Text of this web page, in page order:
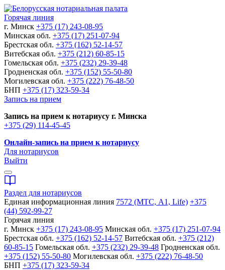
Горячая линия
г. Минск +375 (17) 243-08-95
Минская обл. +375 (17) 251-07-94
Брестская обл. +375 (162) 52-14-57
Витебская обл. +375 (212) 60-85-15
Гомельская обл. +375 (232) 29-39-48
Гродненская обл. +375 (152) 55-50-80
Могилевская обл. +375 (222) 76-48-50
БНП +375 (17) 323-59-34
Запись на прием
Запись на прием к нотариусу г. Минска
+375 (29) 114-45-45
Онлайн-запись на прием к нотариусу
Для нотариусов
Выйти
Раздел для нотариусов
Единая информационная линия 7572 (МТС, A1, Life) +375
(44) 592-99-27
Горячая линия
г. Минск +375 (17) 243-08-95 Минская обл. +375 (17) 251-07-94
Брестская обл. +375 (162) 52-14-57 Витебская обл. +375 (212)
60-85-15 Гомельская обл. +375 (232) 29-39-48 Гродненская обл.
+375 (152) 55-50-80 Могилевская обл. +375 (222) 76-48-50
БНП +375 (17) 323-59-34